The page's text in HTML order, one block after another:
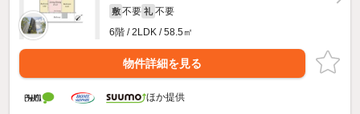
敷 不要 礼 不要
6階 / 2LDK / 58.5㎡
物件詳細を見る
ほか提供